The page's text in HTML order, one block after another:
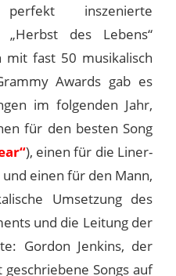
inszenierte
des Lebens“
mit fast 50 musikalisch
Awards gab es
im folgenden Jahr,
für den besten Song
), einen für die Liner-
einen für den Mann,
Umsetzung des
und die Leitung der
Gordon Jenkins, der
Songs auf